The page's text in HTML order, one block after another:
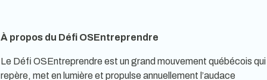
À propos du Défi OSEntreprendre
Le Défi OSEntreprendre est un grand mouvement québécois qui
repère, met en lumière et propulse annuellement l’audace